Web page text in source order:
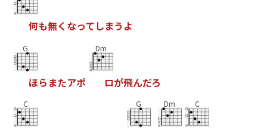
何も無く なってしまう よ
G
ほら またアポ
Dm
ロが飛んだろ
C G Dm C